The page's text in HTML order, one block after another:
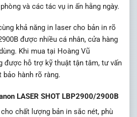
và các tác vụ in ấn hằng ngày.
khả năng in laser cho bản in rõ
được nhiều cá nhân, cửa hàng
Khi mua tại Hoàng Vũ
được hỗ trợ kỹ thuật tận tâm, tư vấn
bảo hành rõ ràng.
LASER SHOT LBP2900/2900B
chất lượng bản in sắc nét, phù